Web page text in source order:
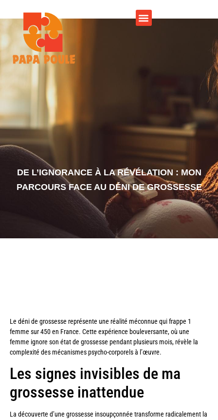
DE L’IGNORANCE À LA RÉVÉLATION : MON
PARCOURS FACE AU DÉNI DE GROSSESSE
Le déni de grossesse représente une réalité méconnue qui frappe 1
femme sur 450 en France. Cette expérience bouleversante, où une
femme ignore son état de grossesse pendant plusieurs mois, révèle la
complexité des mécanismes psycho-corporels à l’œuvre.
Les signes invisibles de ma
grossesse inattendue
La découverte d’une grossesse insoupçonnée transforme radicalement la